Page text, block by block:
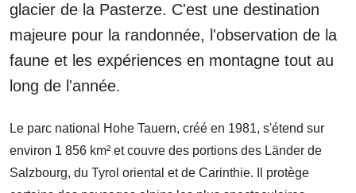
glacier de la Pasterze. C'est une destination
majeure pour la randonnée, l'observation de la
faune et les expériences en montagne tout au
long de l'année.
Le parc national Hohe Tauern, créé en 1981, s'étend sur
environ 1 856 km² et couvre des portions des Länder de
Salzbourg, du Tyrol oriental et de Carinthie. Il protège